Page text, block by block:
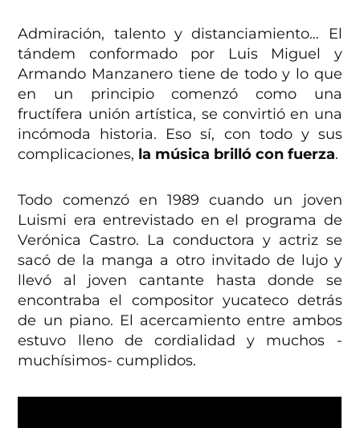
Admiración, talento y distanciamiento… El
tándem conformado por Luis Miguel y
Armando Manzanero tiene de todo y lo que
en un principio comenzó como una
fructífera unión artística, se convirtió en una
incómoda historia. Eso sí, con todo y sus
complicaciones, la música brilló con fuerza.
Todo comenzó en 1989 cuando un joven
Luismi era entrevistado en el programa de
Verónica Castro. La conductora y actriz se
sacó de la manga a otro invitado de lujo y
llevó al joven cantante hasta donde se
encontraba el compositor yucateco detrás
de un piano. El acercamiento entre ambos
estuvo lleno de cordialidad y muchos -
muchísimos- cumplidos.